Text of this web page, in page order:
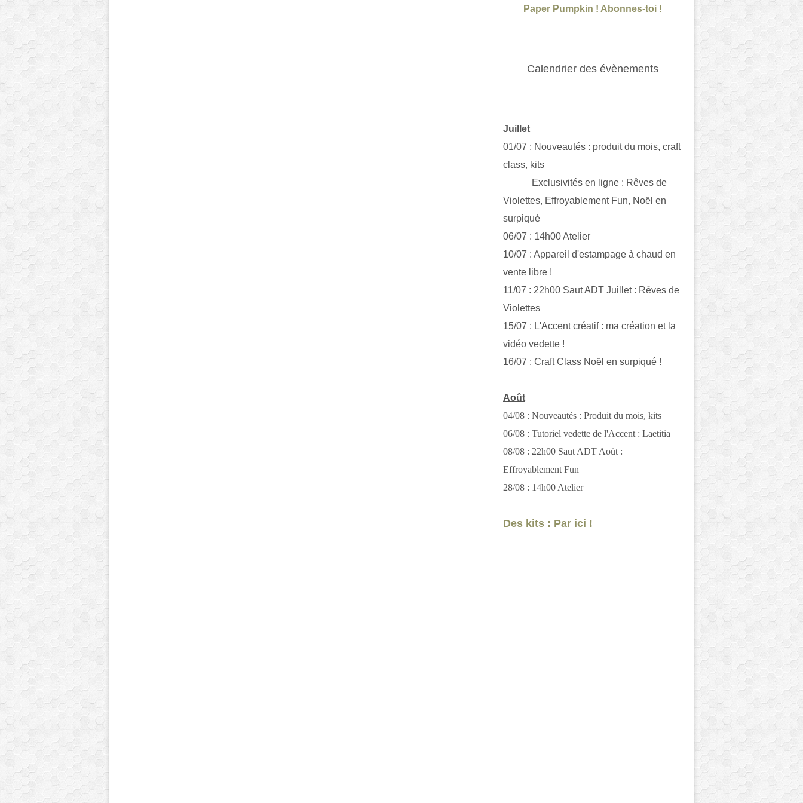
Paper Pumpkin ! Abonnes-toi !
Calendrier des évènements
Juillet
01/07 : Nouveautés : produit du mois, craft
class, kits
Exclusivités en ligne : Rêves de
Violettes, Effroyablement Fun, Noël en
surpiqué
06/07 : 14h00 Atelier
10/07 : Appareil d'estampage à chaud en
vente libre !
11/07 : 22h00 Saut ADT Juillet : Rêves de
Violettes
15/07 : L'Accent créatif : ma création et la
vidéo vedette !
16/07 : Craft Class Noël en surpiqué !
Août
04/08 : Nouveautés : Produit du mois, kits
06/08 : Tutoriel vedette de l'Accent : Laetitia
08/08 : 22h00 Saut ADT Août :
Effroyablement Fun
28/08 : 14h00 Atelier
Des kits : Par ici !